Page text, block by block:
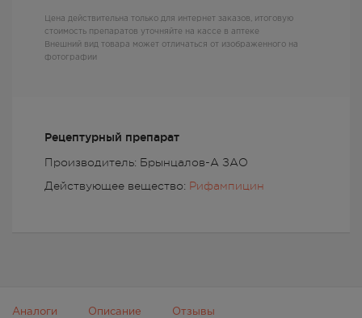
Рецептурный препарат
Производитель: Брынцалов-А ЗАО
Действующее вещество: Рифампицин
Цена действительна только для интернет заказов, итоговую
стоимость препаратов уточняйте на кассе в аптеке
Внешний вид товара может отличаться от изображенного на
фотографии
Аналоги Описание Отзывы